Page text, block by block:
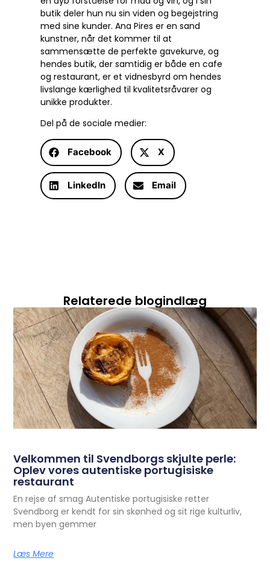
butik deler hun nu sin viden og begejstring
med sine kunder. Ana Pires er en sand
kunstner, når det kommer til at
sammensætte de perfekte gavekurve, og
hendes butik, der samtidig er både en cafe
og restaurant, er et vidnesbyrd om hendes
livslange kærlighed til kvalitetsråvarer og
unikke produkter.
Del på de sociale medier:
Facebook X
LinkedIn Email
Relaterede blogindlæg
Velkommen til Svendborgs skjulte perle:
Oplev vores autentiske portugisiske
restaurant
En rejse af smag Autentiske portugisiske retter
Svendborg er kendt for sin skønhed og sit rige kulturliv,
men byen gemmer
Læs Mere